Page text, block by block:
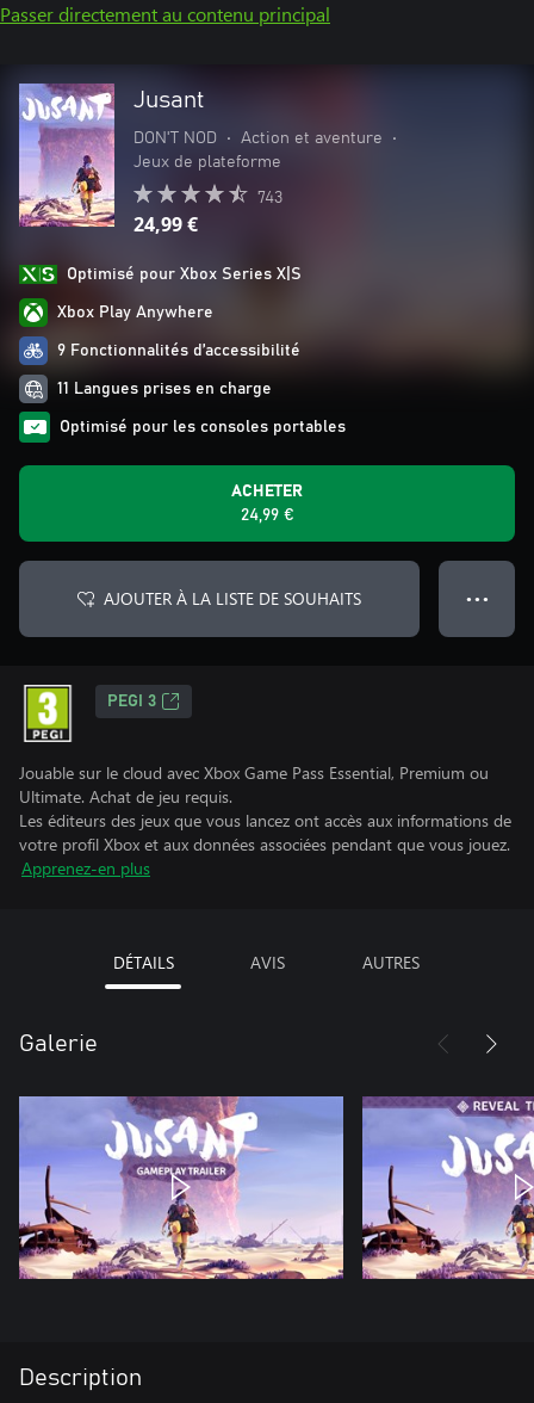
Passer directement au contenu principal
Jusant
DON'T NOD • Action et aventure
•
Jeux de plateforme
743
24,99 €
Optimisé pour Xbox Series X|S
Xbox Play Anywhere
9 Fonctionnalités d’accessibilité
11 Langues prises en charge
Optimisé pour les consoles portables
ACHETER
24,99 €
AJOUTER À LA LISTE DE SOUHAITS ● ● ●
PEGI 3
Jouable sur le cloud avec Xbox Game Pass Essential, Premium ou
Ultimate. Achat de jeu requis.
Les éditeurs des jeux que vous lancez ont accès aux informations de
votre profil Xbox et aux données associées pendant que vous jouez.
Apprenez-en plus
DÉTAILS AVIS AUTRES
Galerie
Description